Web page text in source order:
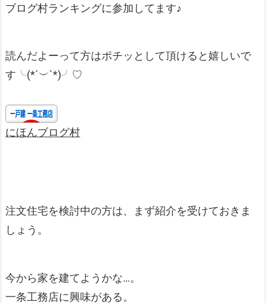
ブログ村ランキングに参加してます♪
読んだよーって方はポチッとして頂けると嬉しいで
す╰(*´︶`*)╯♡
にほんブログ村
注文住宅を検討中の方は、まず紹介を受けておきま
しょう。
今から家を建てようかな…。
一条工務店に興味がある。